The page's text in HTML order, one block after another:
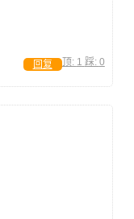
顶: 1 踩: 0
回复